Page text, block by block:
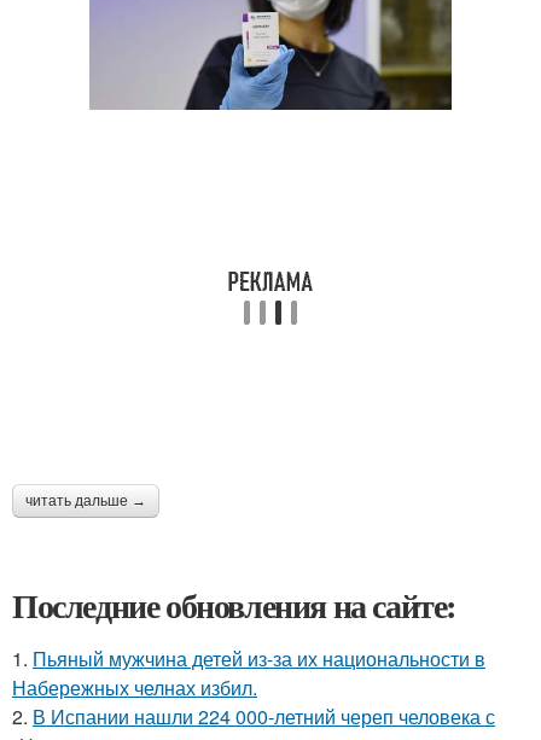
читать дальше →
Последние обновления на сайте:
1. Пьяный мужчина детей из-за их национальности в
Набережных челнах избил.
2. В Испании нашли 224 000-летний череп человека с